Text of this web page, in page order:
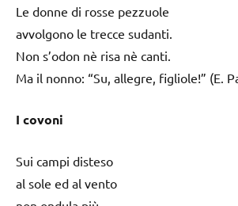
Le donne di rosse pezzuole
avvolgono le trecce sudanti.
Non s’odon nè risa nè canti.
Ma il nonno: “Su, allegre, figliole!” (E.
I covoni
Sui campi disteso
al sole ed al vento